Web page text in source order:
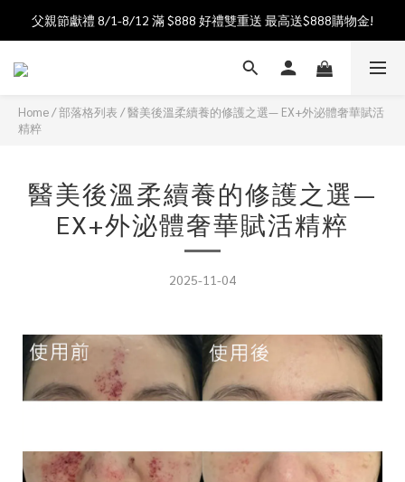
加入會員送$100購物金  加入LINE社群享優惠價
父親節獻禮 8/1-8/12 滿 $888 好禮雙重送 最高送$888購物金!
加入會員送$100購物金  加入LINE社群享優惠價
Home/部落格列表 /醫美後溫柔續養的修護之選— EX+外泌體奢華賦活
精粹
醫美後溫柔續養的修護之選—
EX+外泌體奢華賦活精粹
2025-11-04